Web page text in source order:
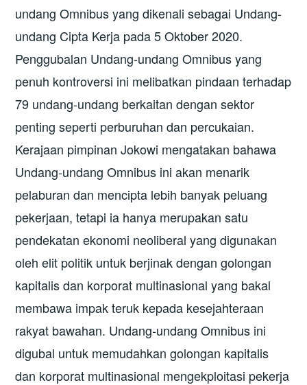
undang Omnibus yang dikenali sebagai Undang-
undang Cipta Kerja pada 5 Oktober 2020.
Penggubalan Undang-undang Omnibus yang
penuh kontroversi ini melibatkan pindaan terhadap
79 undang-undang berkaitan dengan sektor
penting seperti perburuhan dan percukaian.
Kerajaan pimpinan Jokowi mengatakan bahawa
Undang-undang Omnibus ini akan menarik
pelaburan dan mencipta lebih banyak peluang
pekerjaan, tetapi ia hanya merupakan satu
pendekatan ekonomi neoliberal yang digunakan
oleh elit politik untuk berjinak dengan golongan
kapitalis dan korporat multinasional yang bakal
membawa impak teruk kepada kesejahteraan
rakyat bawahan. Undang-undang Omnibus ini
digubal untuk memudahkan golongan kapitalis
dan korporat multinasional mengekploitasi pekerja